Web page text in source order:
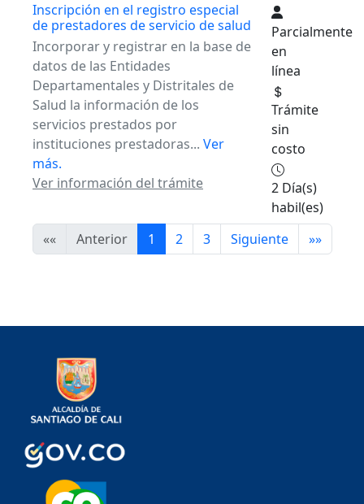
Inscripción en el registro especial
de prestadores de servicio de salud
Incorporar y registrar en la base de
datos de las Entidades
Departamentales y Distritales de
Salud la información de los
servicios prestados por
instituciones prestadoras... Ver
más.
Ver información del trámite
Parcialmente
en
línea
Trámite
sin
costo
2 Día(s)
habil(es)
««
Anterior 1 2 3 Siguiente »»